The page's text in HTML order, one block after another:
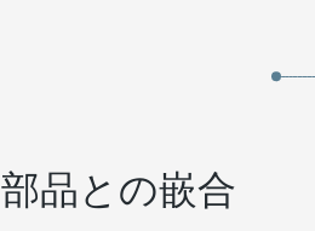
部品との嵌合